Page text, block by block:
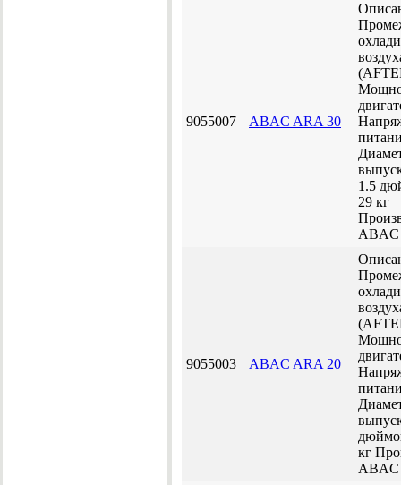
9055007 ABAC ARA 30
1.5
29 кг
ABAC
9055003 ABAC ARA 20
кг
ABAC